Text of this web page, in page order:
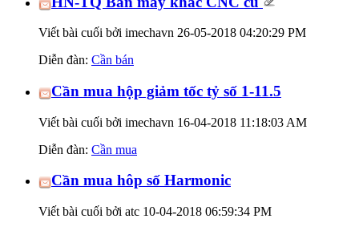
Viết bài cuối bởi imechavn 26-05-2018 04:20:29 PM
Diễn đàn: Cần bán
Cần mua hộp giảm tốc tỷ số 1-11.5
Viết bài cuối bởi imechavn 16-04-2018 11:18:03 AM
Diễn đàn: Cần mua
Cần mua hôp số Harmonic
Viết bài cuối bởi atc 10-04-2018 06:59:34 PM